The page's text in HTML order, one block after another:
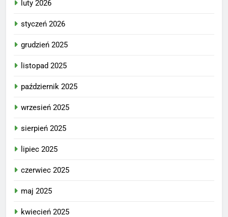
luty 2026
styczeń 2026
grudzień 2025
listopad 2025
październik 2025
wrzesień 2025
sierpień 2025
lipiec 2025
czerwiec 2025
maj 2025
kwiecień 2025